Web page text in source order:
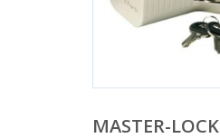
MASTER-LOCK